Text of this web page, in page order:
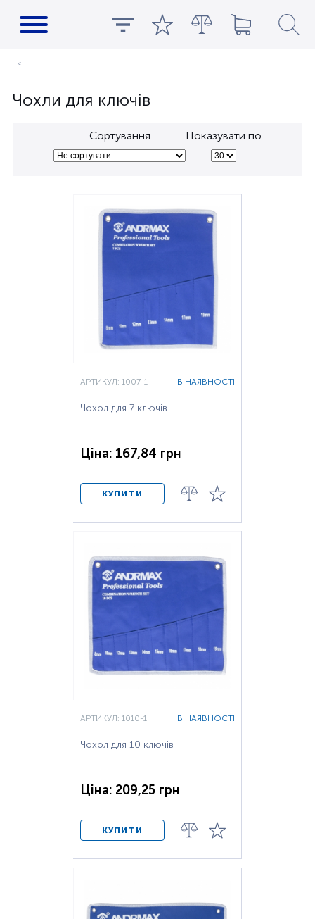
Чохли для ключів
Сортування Показувати по
АРТИКУЛ: 1007-1 В НАЯВНОСТІ
Чохол для 7 ключів
Ціна: 167,84 грн
КУПИТИ
АРТИКУЛ: 1010-1 В НАЯВНОСТІ
Чохол для 10 ключів
Ціна: 209,25 грн
КУПИТИ